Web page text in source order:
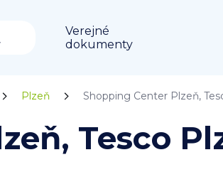
Verejné
dokumenty
Plzeň Shopping Center Plzeň,
Tesco